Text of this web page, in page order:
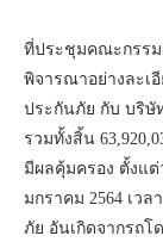
ที่ประชุมคณะกรรม
พิจารณาอย่างละเ
ประกันภัย กับ บริษั
รวมทั้งสิ้น
มีผลคุ้มครอง ตั้งแต่
มกราคม 2564 เว
ภัย อันเกิดจากรถโ